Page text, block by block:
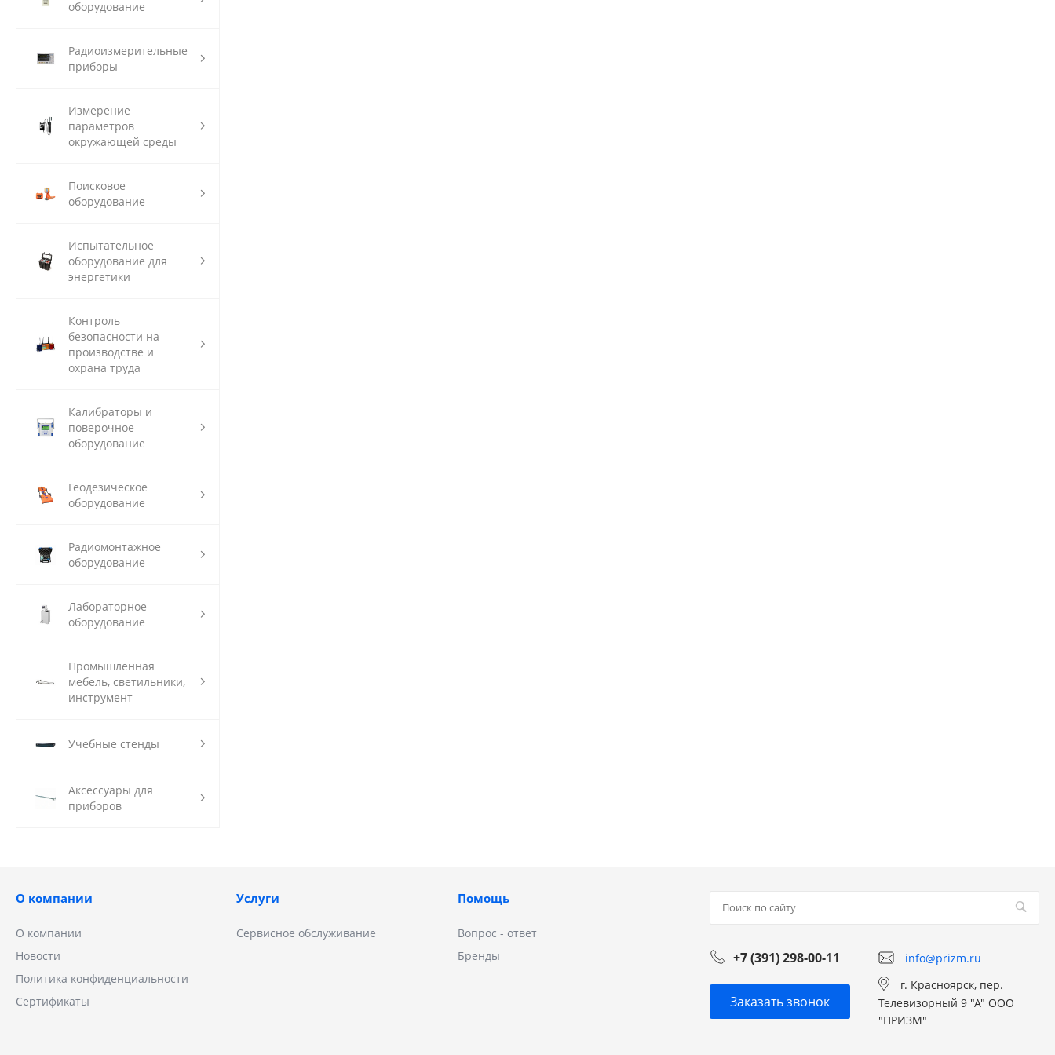
оборудование
Радиоизмерительные
приборы
Измерение
параметров
окружающей среды
Поисковое
оборудование
Испытательное
оборудование для
энергетики
Контроль
безопасности на
производстве и
охрана труда
Калибраторы и
поверочное
оборудование
Геодезическое
оборудование
Радиомонтажное
оборудование
Лабораторное
оборудование
Промышленная
мебель, светильники,
инструмент
Учебные стенды
Аксессуары для
приборов
О компании
О компании
Новости
Политика конфиденциальности
Сертификаты
Услуги
Сервисное обслуживание
Помощь
Вопрос - ответ
Бренды
+7 (391) 298-00-11 info@prizm.ru
Заказать звонок
г. Красноярск, пер.
Телевизорный 9 "А" ООО
"ПРИЗМ"